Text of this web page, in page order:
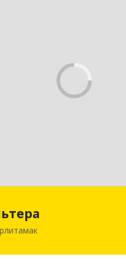
453130,